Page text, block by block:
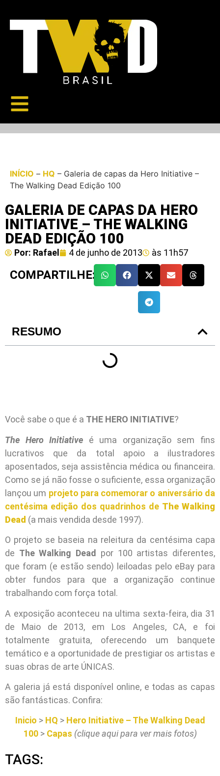
INÍCIO – HQ – Galeria de capas da Hero Initiative –
The Walking Dead Edição 100
GALERIA DE CAPAS DA HERO
INITIATIVE – THE WALKING
DEAD EDIÇÃO 100
Por: Rafael 4 de junho de 2013 às 11h57
COMPARTILHE:
RESUMO
Você sabe o que é a THE HERO INITIATIVE?
The Hero Initiative é uma organização sem fins
lucrativos que da total apoio a ilustradores
aposentados, seja assistência médica ou financeira.
Como se já não fosse o suficiente, essa organização
lançou um projeto para comemorar o aniversário da
centésima edição dos quadrinhos de The Walking
Dead (a mais vendida desde 1997).
O projeto se baseia na releitura da centésima capa
de The Walking Dead
por 100 artistas diferentes,
que foram (e estão sendo) leiloadas pelo eBay para
obter fundos para que a organização continue
trabalhando com força total.
A exposição aconteceu na ultima sexta-feira, dia 31
de Maio de 2013, em Los Angeles, CA, e foi
totalmente gratuita, oferecendo um banquete
temático e a oportunidade de prestigiar os artistas e
suas obras de arte ÚNICAS.
A galeria já está disponível online, e todas as capas
são fantásticas. Confira:
Inicio > HQ > Hero Initiative – The Walking Dead
100> Capas (clique aqui para ver mais fotos)
TAGS: